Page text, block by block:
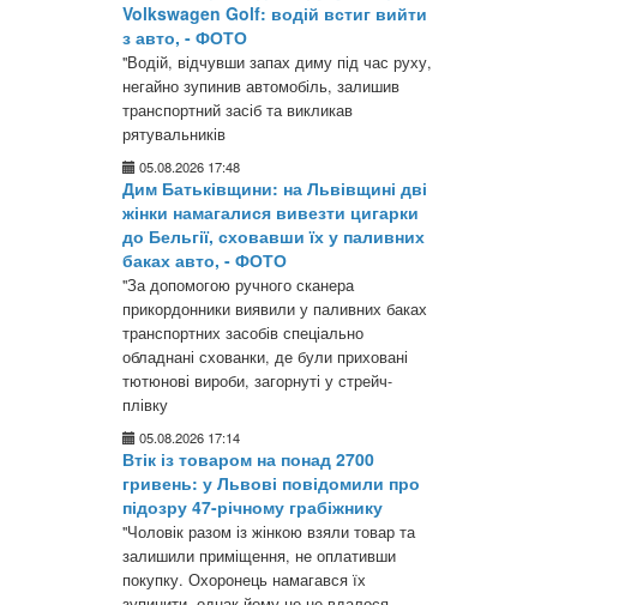
Volkswagen Golf: водій встиг вийти
з авто, - ФОТО
"Водій, відчувши запах диму під час руху,
негайно зупинив автомобіль, залишив
транспортний засіб та викликав
рятувальників
05.08.2026 17:48
Дим Батьківщини: на Львівщині дві
жінки намагалися вивезти цигарки
до Бельгії, сховавши їх у паливних
баках авто, - ФОТО
"За допомогою ручного сканера
прикордонники виявили у паливних баках
транспортних засобів спеціально
обладнані схованки, де були приховані
тютюнові вироби, загорнуті у стрейч-
плівку
05.08.2026 17:14
Втік із товаром на понад 2700
гривень: у Львові повідомили про
підозру 47-річному грабіжнику
"Чоловік разом із жінкою взяли товар та
залишили приміщення, не оплативши
покупку. Охоронець намагався їх